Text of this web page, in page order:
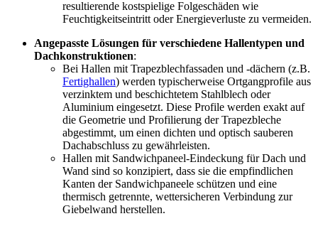
resultierende kostspielige Folgeschäden wie
Feuchtigkeitseintritt oder Energieverluste zu vermeiden.
Angepasste Lösungen für verschiedene Hallentypen und
Dachkonstruktionen:
Bei Hallen mit Trapezblechfassaden und -dächern (z.B.
Fertighallen) werden typischerweise Ortgangprofile aus
verzinktem und beschichtetem Stahlblech oder
Aluminium eingesetzt. Diese Profile werden exakt auf
die Geometrie und Profilierung der Trapezbleche
abgestimmt, um einen dichten und optisch sauberen
Dachabschluss zu gewährleisten.
Hallen mit Sandwichpaneel-Eindeckung für Dach und
Wand sind so konzipiert, dass sie die empfindlichen
Kanten der Sandwichpaneele schützen und eine
thermisch getrennte, wettersicheren Verbindung zur
Giebelwand herstellen.